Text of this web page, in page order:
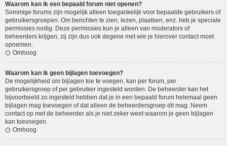
Waarom kan ik een bepaald forum niet openen?
Sommige forums zijn mogelijk alleen toegankelijk voor bepaalde gebruikers of
gebruikersgroepen. Om berichten te zien, lezen, plaatsen, enz. heb je speciale
permissies nodig. Deze permissies kun je alleen van moderators of
beheerders krijgen, zij zijn dus ook degene met wie je hierover contact moet
opnemen.
Omhoog
Waarom kan ik geen bijlagen toevoegen?
De mogelijkheid om bijlagen toe te voegen, kan per forum, per
gebruikersgroep of per gebruiker ingesteld worden. De beheerder kan het
bijvoorbeeld zo ingesteld hebben dat je in een bepaald forum helemaal geen
bijlagen mag toevoegen of dat alleen de beheerdersgroep dit mag. Neem
contact op met de beheerder als je niet zeker weet waarom je geen bijlagen
kan toevoegen.
Omhoog